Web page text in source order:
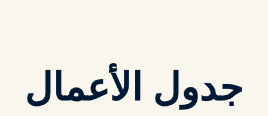
جدول الأعمال